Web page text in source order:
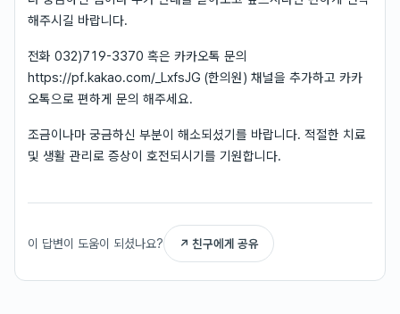
해주시길 바랍니다.
전화 032)719-3370 혹은 카카오톡 문의
https://pf.kakao.com/_LxfsJG (한의원) 채널을 추가하고 카카
오톡으로 편하게 문의 해주세요.
조금이나마 궁금하신 부분이 해소되셨기를 바랍니다. 적절한 치료
및 생활 관리로 증상이 호전되시기를 기원합니다.
이 답변이 도움이 되셨나요? ↗ 친구에게 공유